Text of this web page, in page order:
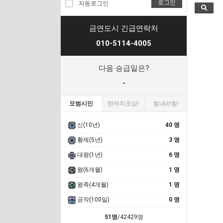
자동로그인 로그인
금연도시 긴급연락처
010-5114-4005
다음 승급일은?
-
모범시민 한까치조심! 힘내라힘!
신(10년) 40 명
황제(5년) 3 명
대왕(1년) 6 명
왕(6개월) 1 명
왕족(4개월) 1 명
공작(100일) 0 명
51명/42429명